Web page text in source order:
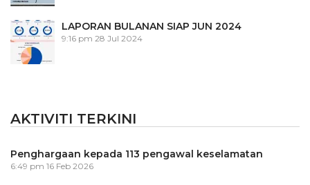
LAPORAN BULANAN SIAP JUN 2024
9:16 pm 28 Jul 2024
AKTIVITI TERKINI
Penghargaan kepada 113 pengawal keselamatan
6:49 pm 16 Feb 2026